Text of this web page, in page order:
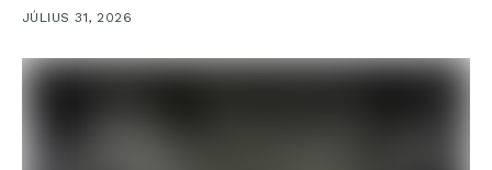
JÚLIUS 31, 2026